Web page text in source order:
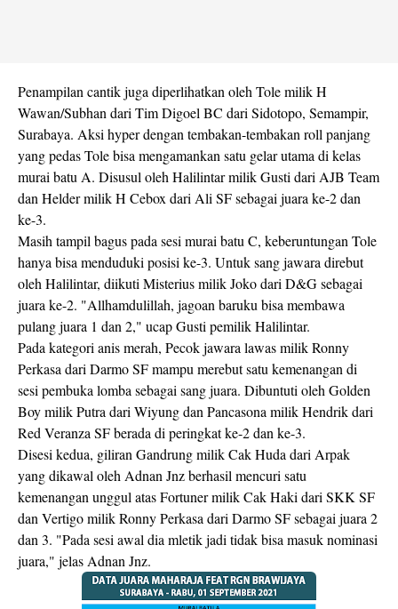
Penampilan cantik juga diperlihatkan oleh Tole milik H
Wawan/Subhan dari Tim Digoel BC dari Sidotopo, Semampir,
Surabaya. Aksi hyper dengan tembakan-tembakan roll panjang
yang pedas Tole bisa mengamankan satu gelar utama di kelas
murai batu A. Disusul oleh Halilintar milik Gusti dari AJB Team
dan Helder milik H Cebox dari Ali SF sebagai juara ke-2 dan
ke-3.
Masih tampil bagus pada sesi murai batu C, keberuntungan Tole
hanya bisa menduduki posisi ke-3. Untuk sang jawara direbut
oleh Halilintar, diikuti Misterius milik Joko dari D&G sebagai
juara ke-2. "Allhamdulillah, jagoan baruku bisa membawa
pulang juara 1 dan 2," ucap Gusti pemilik Halilintar.
Pada kategori anis merah, Pecok jawara lawas milik Ronny
Perkasa dari Darmo SF mampu merebut satu kemenangan di
sesi pembuka lomba sebagai sang juara. Dibuntuti oleh Golden
Boy milik Putra dari Wiyung dan Pancasona milik Hendrik dari
Red Veranza SF berada di peringkat ke-2 dan ke-3.
Disesi kedua, giliran Gandrung milik Cak Huda dari Arpak
yang dikawal oleh Adnan Jnz berhasil mencuri satu
kemenangan unggul atas Fortuner milik Cak Haki dari SKK SF
dan Vertigo milik Ronny Perkasa dari Darmo SF sebagai juara 2
dan 3. "Pada sesi awal dia mletik jadi tidak bisa masuk nominasi
juara," jelas Adnan Jnz.